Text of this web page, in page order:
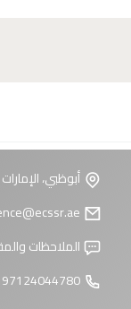
أبوظبي،
الملاحظات